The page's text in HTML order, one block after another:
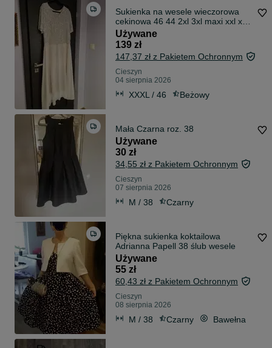
Sukienka na wesele wieczorowa
cekinowa 46 44 2xl 3xl maxi xxl xxxl
dla mamy weselnej babci lekka
beżowa
Używane
139 zł
147,37 zł z Pakietem Ochronnym
Cieszyn
04 sierpnia 2026
XXXL / 46 Beżowy
Mała Czarna roz. 38
Używane
30 zł
34,55 zł z Pakietem Ochronnym
Cieszyn
07 sierpnia 2026
M / 38 Czarny
Piękna sukienka koktailowa
Adrianna Papell 38 ślub wesele
Używane
55 zł
60,43 zł z Pakietem Ochronnym
Cieszyn
08 sierpnia 2026
M / 38 Czarny Bawełna